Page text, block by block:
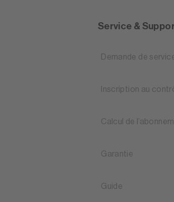
Service &
Demande de
Inscription au
Calcul de
Garantie
Guide